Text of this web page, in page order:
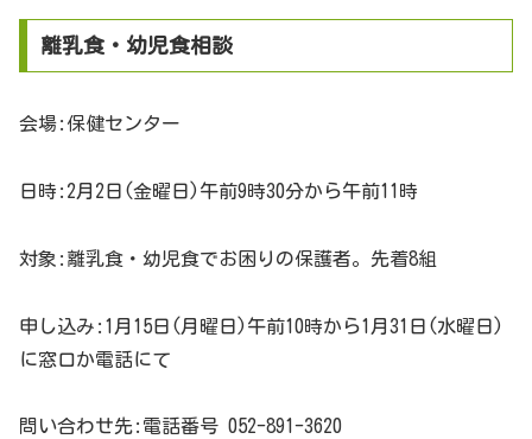
離乳食・幼児食相談
会場:保健センター
日時:2月2日(金曜日)午前9時30分から午前11時
対象:離乳食・幼児食でお困りの保護者。先着8組
申し込み:1月15日(月曜日)午前10時から1月31日(水曜日)
に窓口か電話にて
問い合わせ先:電話番号 052-891-3620